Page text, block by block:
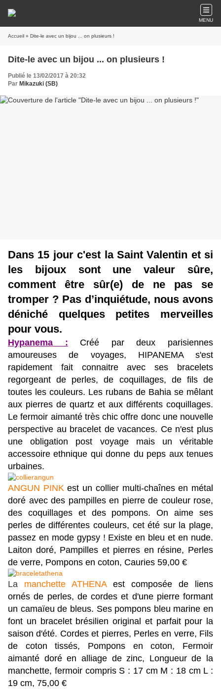
MENU
Accueil » Dite-le avec un bijou ... on plusieurs !
Dite-le avec un bijou ... on plusieurs !
Publié le 13/02/2017 à 20:32
Par Mikazuki (SB)
Dans 15 jour c'est la Saint Valentin et si
les bijoux sont une valeur sûre,
comment être sûr(e) de ne pas se
tromper ? Pas d’inquiétude, nous avons
déniché quelques petites merveilles
pour vous.
Hypanema : Créé par deux parisiennes
amoureuses de voyages, HIPANEMA s'est
rapidement fait connaitre avec ses bracelets
regorgeant de perles, de coquillages, de fils de
toutes les couleurs. Les rubans de Bahia se mêlant
aux pierres de quartz et aux différents coquillages.
Le fermoir aimanté très chic offre donc une nouvelle
perspective au bracelet de vacances. Ce n'est plus
une obligation post voyage mais un véritable
accessoire ethnique qui donne du peps aux tenues
urbaines.
ANGUN PINK est un collier multi-chaînes en métal
doré avec des pampilles en pierre de couleur rose,
des coquillages et des pompons. On aime ses
perles de différentes couleurs, cet été sur la plage,
passez en mode gypsy ! Existe en bleu et en nude.
Laiton doré, Pampilles et pierres en résine, Perles
de verre, Pompons en coton, Cauries 59,00 €
La manchette ATHENA
est composée de liens
ornés de perles, de cordes et d'une pierre formant
un camaïeu de bleus. Ses pompons bleu marine en
font un bracelet brésilien original et parfait pour la
saison d'été. Cordes et pierres, Perles en verre, Fils
de coton tissés, Pompons en coton, Fermoir
aimanté doré en alliage de zinc, Longueur de la
manchette, fermoir compris S : 17 cm M : 18 cm L :
19 cm, 75,00 €